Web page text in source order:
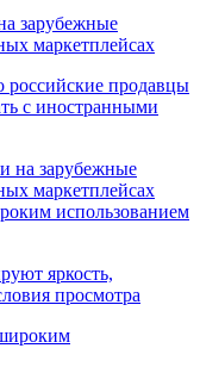
зарубежные
маркетплейсах
российские продавцы
с иностранными
использованием
яркость,
просмотра